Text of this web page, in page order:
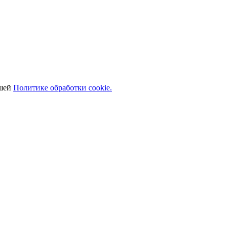
Политике обработки cookie.